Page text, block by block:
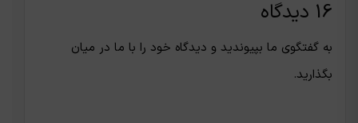
16 دیدگاه
به گفتگوی ما بپیوندید و دیدگاه خود را با ما در میان
بگذارید.